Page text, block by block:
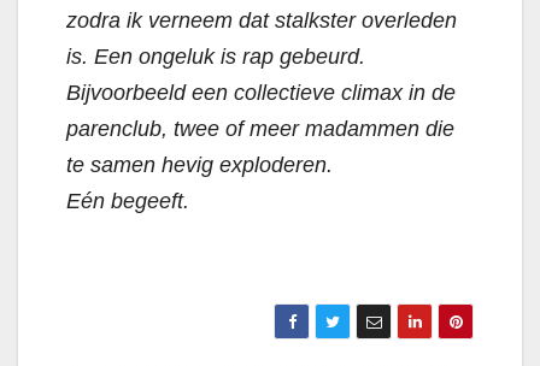
zodra ik verneem dat stalkster overleden
is. Een ongeluk is rap gebeurd.
Bijvoorbeeld een collectieve climax in de
parenclub, twee of meer madammen die
te samen hevig exploderen.
Eén begeeft.